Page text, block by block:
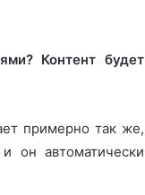
Контент будет
примерно так же,
он автоматически